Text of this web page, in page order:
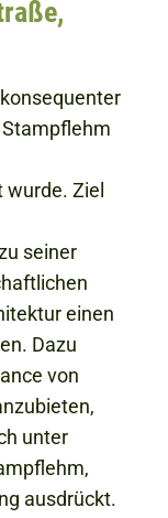
Ziel
seiner
einen
Dazu
von
unter
ausdrückt.